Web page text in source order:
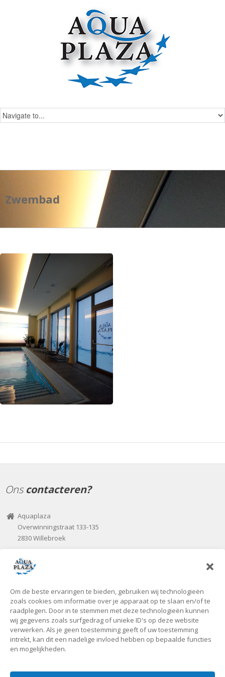
Om de beste ervaringen te bieden, gebruiken wij technologieën
zoals cookies om informatie over je apparaat op te slaan en/of te
raadplegen. Door in te stemmen met deze technologieën kunnen
wij gegevens zoals surfgedrag of unieke ID's op deze website
verwerken. Als je geen toestemming geeft of uw toestemming
intrekt, kan dit een nadelige invloed hebben op bepaalde functies
en mogelijkheden.
Zwembad
Onscontacteren?
Aquaplaza
Overwinningstraat 133-135
2830 Willebroek
03 / 866 07 82
aquaplaza@seniorplaza.be
Onzeopeningsuren
Voorlopig zijn we uitsluitend open tijdens de kantooruren of op
individuele vraag!